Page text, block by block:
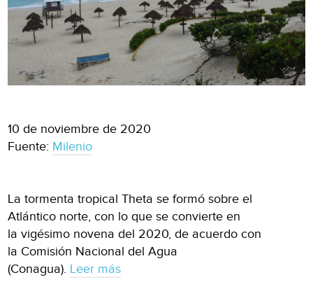
10 de noviembre de 2020
Fuente: Milenio
La tormenta tropical Theta se formó sobre el
Atlántico norte, con lo que se convierte en
la vigésimo novena del 2020, de acuerdo con
la Comisión Nacional del Agua
(Conagua). Leer más